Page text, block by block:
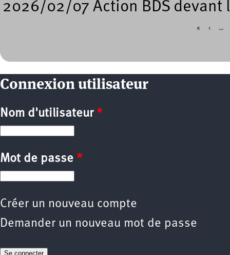
2026/02/07 Action BDS devant
« ‹ …
Connexion utilisateur
Nom d'utilisateur *
Mot de passe *
Créer un nouveau compte
Demander un nouveau mot de passe